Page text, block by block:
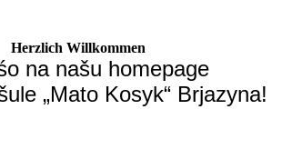
Herzlich Willkommen
na našu homepage
„Mato Kosyk“ Brjazyna!